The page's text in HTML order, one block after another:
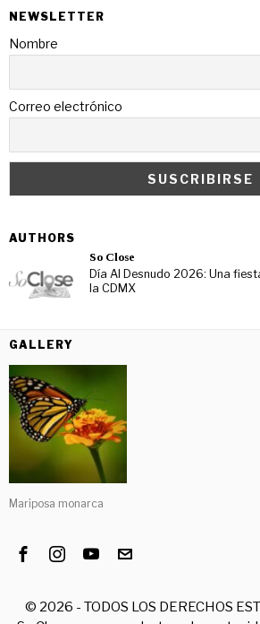
NEWSLETTER
Nombre
Correo electrónico
AUTHORS
So Close
Día Al Desnudo 2026: Una
la CDMX
GALLERY
Mariposa monarca
© 2026 - TODOS LOS DERECHOS